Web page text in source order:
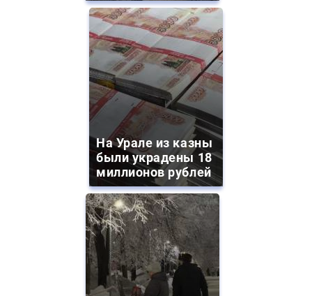
На Урале из казны
были украдены 18
миллионов рублей